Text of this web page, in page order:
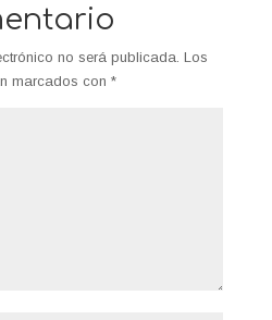
no será publicada. Los
marcados con *